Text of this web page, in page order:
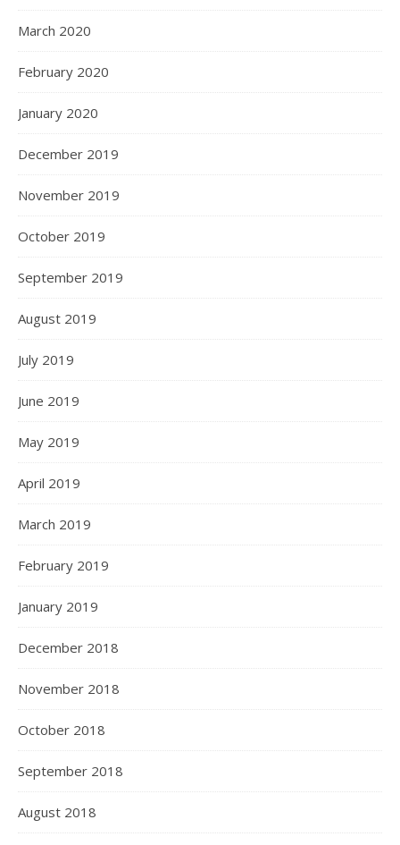
March 2020
February 2020
January 2020
December 2019
November 2019
October 2019
September 2019
August 2019
July 2019
June 2019
May 2019
April 2019
March 2019
February 2019
January 2019
December 2018
November 2018
October 2018
September 2018
August 2018